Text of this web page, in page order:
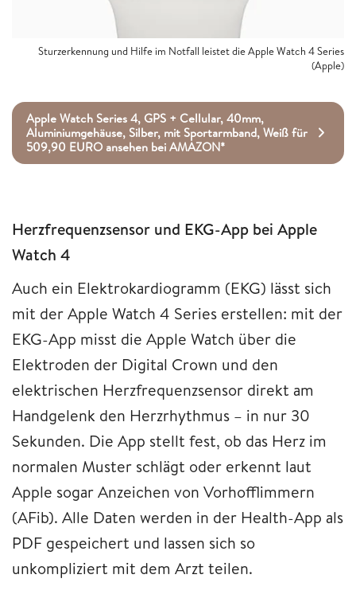
Sturzerkennung und Hilfe im Notfall leistet die Apple Watch 4 Series
(Apple)
Apple Watch Series 4, GPS + Cellular, 40mm,
Aluminiumgehäuse, Silber, mit Sportarmband, Weiß für
509,90 EURO ansehen bei AMAZON*
Herzfrequenzsensor und EKG-App bei Apple
Watch 4
Auch ein Elektrokardiogramm (EKG) lässt sich
mit der Apple Watch 4 Series erstellen: mit der
EKG-App misst die Apple Watch über die
Elektroden der Digital Crown und den
elektrischen Herzfrequenzsensor direkt am
Handgelenk den Herzrhythmus – in nur 30
Sekunden. Die App stellt fest, ob das Herz im
normalen Muster schlägt oder erkennt laut
Apple sogar Anzeichen von Vorhofflimmern
(AFib). Alle Daten werden in der Health-App als
PDF gespeichert und lassen sich so
unkompliziert mit dem Arzt teilen.